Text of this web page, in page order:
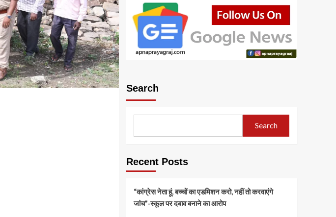
Search
Search
Recent Posts
“कांग्रेस नेता हूं, बच्चों का एडमिशन करो, नहीं तो करवाएंगे
जांच”-स्कूल पर दबाव बनाने का आरोप